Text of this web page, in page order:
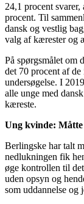
24,1 procent
procent. Til
dansk og vestlig
valg af kærester og
På spørgsmålet om
det 70 procent af
undersøgelse. I
alle unge med
kæreste.
Ung kvinde:
Berlingske har talt
nedlukningen fik
øge kontrollen til
uden opsyn og
som uddannelse og